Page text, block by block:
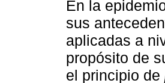
En la
sus
aplicadas a
propósito de
el principio de